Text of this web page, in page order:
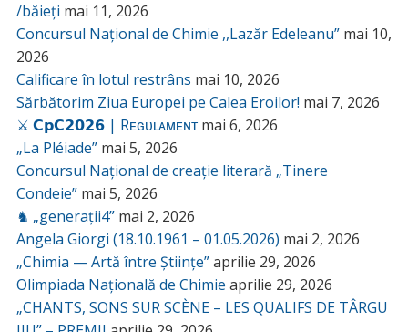
/băieți mai 11, 2026
Concursul Național de Chimie ,,Lazăr Edeleanu” mai 10,
2026
Calificare în lotul restrâns mai 10, 2026
Sărbătorim Ziua Europei pe Calea Eroilor! mai 7, 2026
⚔️ 𝗖𝗽𝗖𝟮𝟬𝟮𝟲 | Rᴇɢᴜʟᴀᴍᴇɴᴛ mai 6, 2026
„La Pléiade” mai 5, 2026
Concursul Național de creație literară „Tinere
Condeie” mai 5, 2026
♞ „generații4” mai 2, 2026
Angela Giorgi (18.10.1961 – 01.05.2026) mai 2, 2026
„Chimia — Artă între Științe”aprilie 29, 2026
Olimpiada Națională de Chimie aprilie 29, 2026
„CHANTS, SONS SUR SCÈNE – LES QUALIFS DE TÂRGU